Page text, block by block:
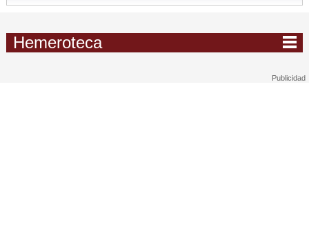
Hemeroteca